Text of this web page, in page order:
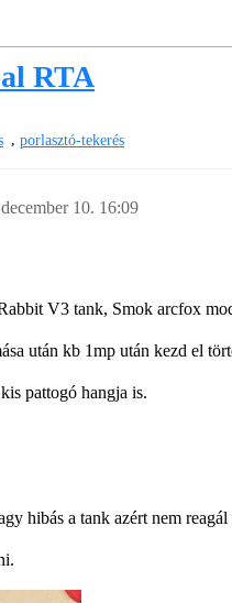
RTA
, porlasztó-tekerés
10. 16:09
V3 tank, Smok arcfox
után kb 1mp után kezd el
pattogó hangja is.
hibás a tank azért nem